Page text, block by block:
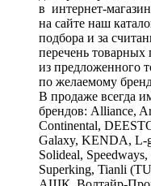
в интернет-
на сайте наш
подбора и за
перечень товарных
из предложенного
по желаемому
В продаже всегда
брендов: Alliance,
Continental,
Galaxy, KENDA, L-
Solideal,
Superking, Tianli